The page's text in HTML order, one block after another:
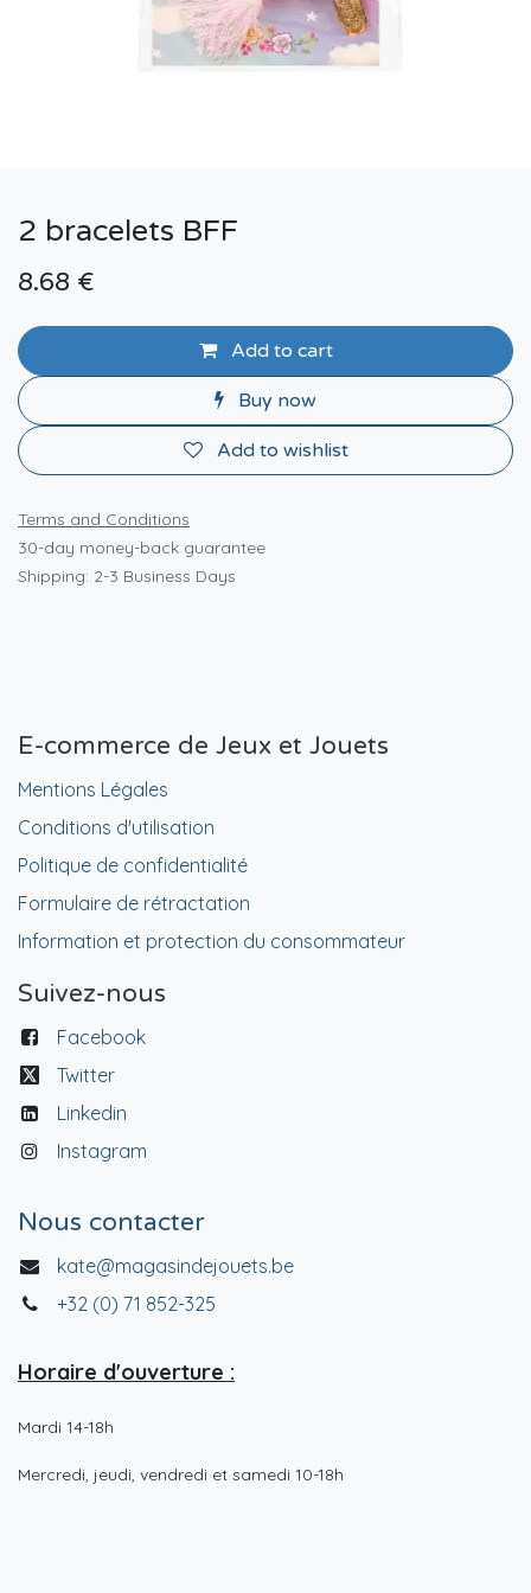
2 bracelets BFF
8.68 €
Add to cart
Buy now
Add to wishlist
Terms and Conditions
30-day money-back guarantee
Shipping: 2-3 Business Days
E-commerce de Jeux et Jouets
Mentions Légales
Conditions d'utilisation
Politique de confidentialité
Formulaire de rétractation
Information et protection du consommateur
Suivez-nous
Facebook
Twitter
Linkedin
Instagram
Nous contacter
kate@magasindejouets.be
+32 (0) 71 852-325
Horaire d'ouverture :
Mardi 14-18h
Mercredi, jeudi, vendredi et samedi 10-18h